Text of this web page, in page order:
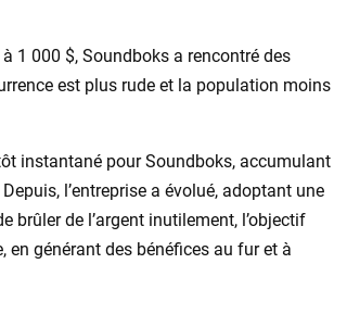
1 000 $, Soundboks a rencontré des
est plus rude et la population moins
instantané pour Soundboks, accumulant
l’entreprise a évolué, adoptant une
brûler de l’argent inutilement, l’objectif
en générant des bénéfices au fur et à